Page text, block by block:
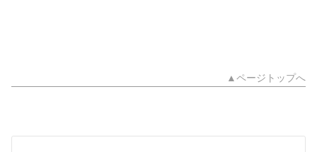
▲ページトップへ